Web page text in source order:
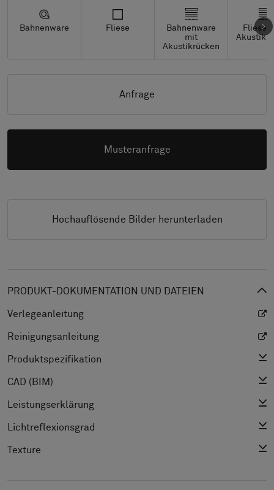
Bahnenware Fliese
Bahnenware
mit
Akustikrücken
Fliesen
Anfrage
Musteranfrage
Hochauflösende Bilder herunterladen
PRODUKT-DOKUMENTATION UND DATEIEN
Verlegeanleitung
Reinigungsanleitung
Produktspezifikation
CAD (BIM)
Leistungserklärung
Lichtreflexionsgrad
Texture